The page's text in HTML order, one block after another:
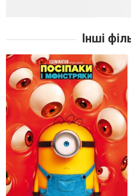
Інші